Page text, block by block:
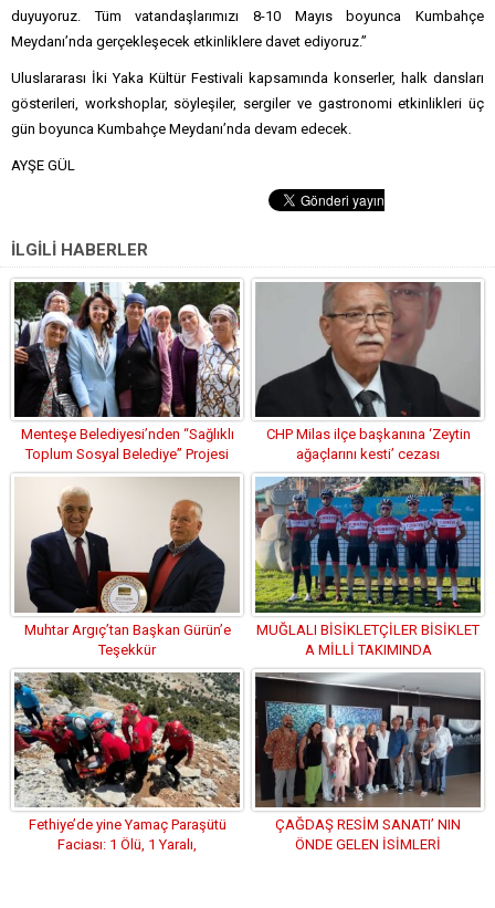
duyuyoruz. Tüm vatandaşlarımızı 8-10 Mayıs boyunca Kumbahçe
Meydanı’nda gerçekleşecek etkinliklere davet ediyoruz.”
Uluslararası İki Yaka Kültür Festivali kapsamında konserler, halk dansları
gösterileri, workshoplar, söyleşiler, sergiler ve gastronomi etkinlikleri üç
gün boyunca Kumbahçe Meydanı’nda devam edecek.
AYŞE GÜL
İLGİLİ HABERLER
Menteşe Belediyesi’nden “Sağlıklı
Toplum Sosyal Belediye” Projesi
CHP Milas ilçe başkanına ‘Zeytin
ağaçlarını kesti’ cezası
Muhtar Argıç’tan Başkan Gürün’e
Teşekkür
MUĞLALI BİSİKLETÇİLER BİSİKLET
A MİLLİ TAKIMINDA
Fethiye’de yine Yamaç Paraşütü
Faciası: 1 Ölü, 1 Yaralı,
ÇAĞDAŞ RESİM SANATI’ NIN
ÖNDE GELEN İSİMLERİ